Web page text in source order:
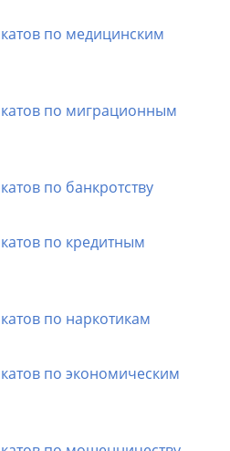
по медицинским
по миграционным
по банкротству
по кредитным
по наркотикам
по экономическим